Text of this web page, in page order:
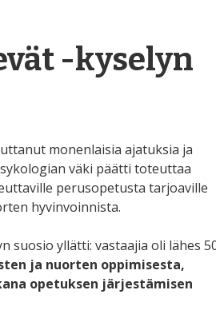
-kyselyn
monenlaisia ajatuksia ja
väki päätti toteuttaa
perusopetusta tarjoaville
hyvinvoinnista.
suosio yllätti: vastaajia oli lähes
ja nuorten oppimisesta,
opetuksen järjestämisen